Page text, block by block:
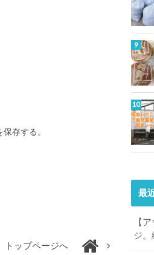
存する。
トップページへ
最
【
ジ。